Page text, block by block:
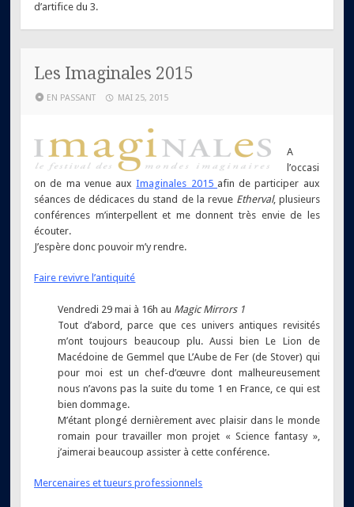
d’artifice du 3.
Les Imaginales 2015
EN PASSANT MAI 25, 2015
A
l’occasi
on de ma venue auxImaginales 2015 afin de participer aux
séances de dédicaces du stand de la revue Etherval, plusieurs
conférences m’interpellent et me donnent très envie de les
écouter.
J’espère donc pouvoir m’y rendre.
Faire revivre l’antiquité
Vendredi 29 mai à 16h au Magic Mirrors 1
Tout d’abord, parce que ces univers antiques revisités
m’ont toujours beaucoup plu. Aussi bien Le Lion de
Macédoine de Gemmel que L’Aube de Fer (de Stover) qui
pour moi est un chef-d’œuvre dont malheureusement
nous n’avons pas la suite du tome 1 en France, ce qui est
bien dommage.
M’étant plongé dernièrement avec plaisir dans le monde
romain pour travailler mon projet « Science fantasy »,
j’aimerai beaucoup assister à cette conférence.
Mercenaires et tueurs professionnels